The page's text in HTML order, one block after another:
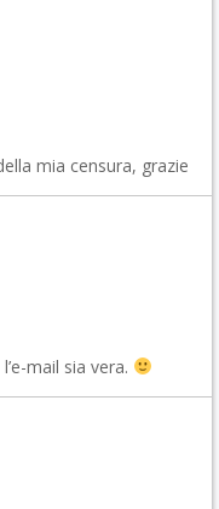
mia censura, grazie
mail sia vera.